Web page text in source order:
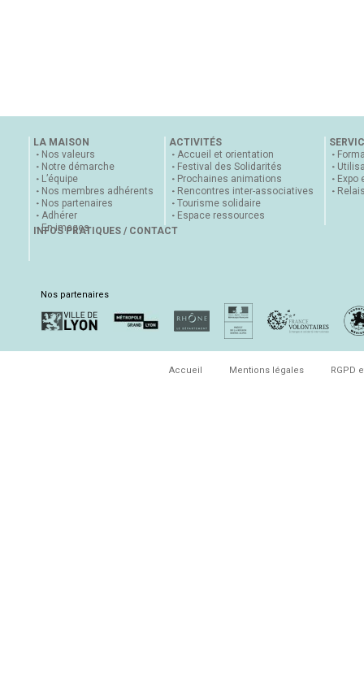
LA MAISON
Nos valeurs
Notre démarche
L’équipe
Nos membres adhérents
Nos partenaires
Adhérer
En images
ACTIVITÉS
Accueil et orientation
Festival des Solidarités
Prochaines animations
Rencontres inter-associatives
Tourisme solidaire
Espace ressources
Expo
INFOS PRATIQUES / CONTACT
Nos partenaires
Accueil Mentions légales RGPD